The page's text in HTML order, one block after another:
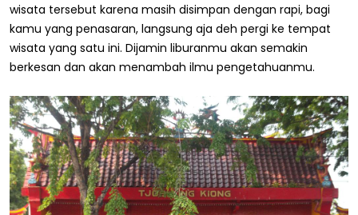
wisata tersebut karena masih disimpan dengan rapi, bagi
kamu yang penasaran, langsung aja deh pergi ke tempat
wisata yang satu ini. Dijamin liburanmu akan semakin
berkesan dan akan menambah ilmu pengetahuanmu.